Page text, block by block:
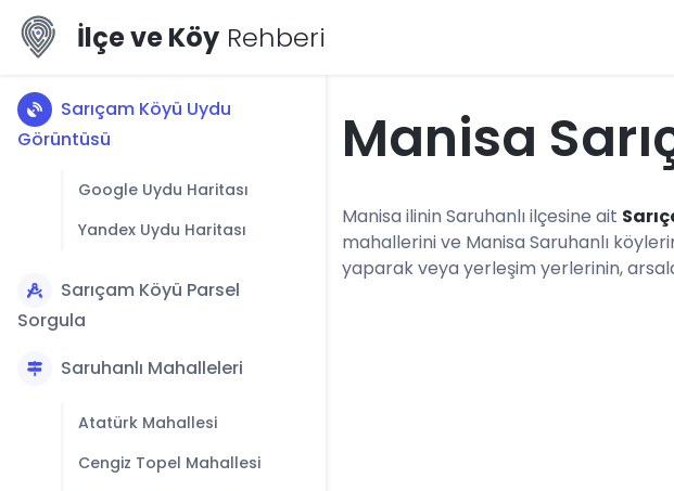
İlçe ve Köy Rehberi
Sarıçam Köyü Uydu
Görüntüsü
Google Uydu Haritası
Yandex Uydu Haritası
Sarıçam Köyü Parsel
Sorgula
Saruhanlı Mahalleleri
Atatürk Mahallesi
Cengiz Topel Mahallesi
Manisa
Manisa ilinin Saruhanlı ilçesine ait
mahallerini ve Manisa Saruhanlı
yaparak veya yerleşim yerlerinin,